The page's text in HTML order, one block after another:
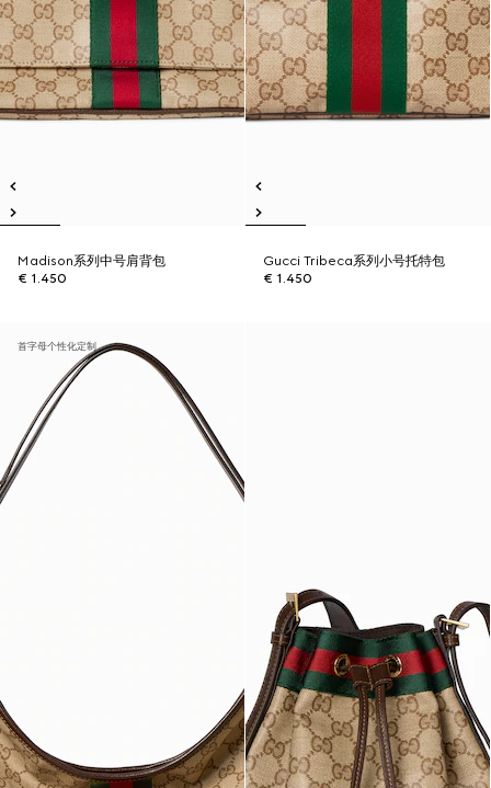
Madison系列中号肩背包
€ 1.450
Gucci Tribeca系列小号托特包
€ 1.450
首字母个性化定制